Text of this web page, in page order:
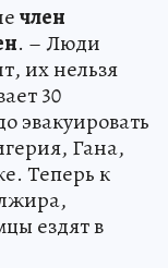
член
. – Люди
их нельзя
30
эвакуировать
Гана,
Теперь к
ездят в